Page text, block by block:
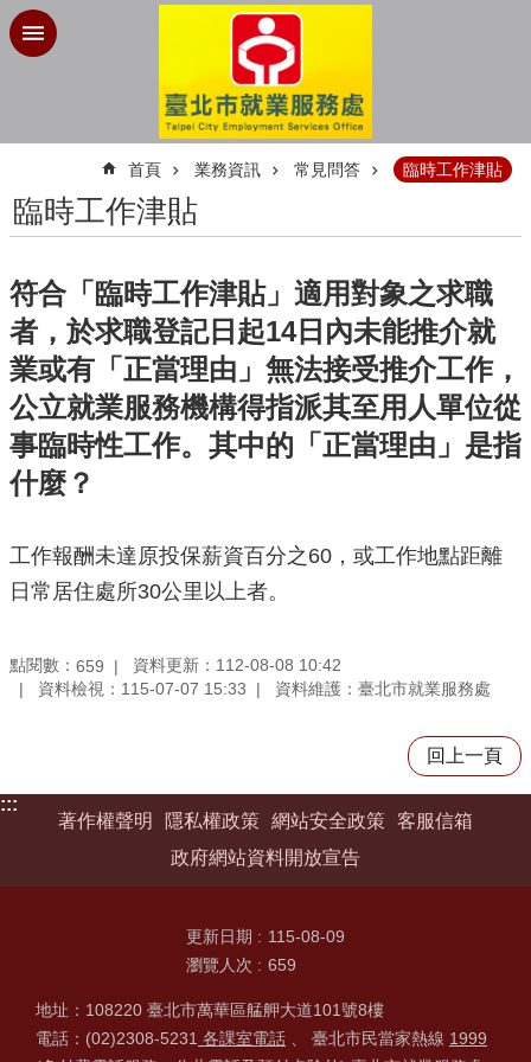
跳到主要內容區塊
首頁 業務資訊 常見問答 臨時工作津貼
臨時工作津貼
符合「臨時工作津貼」適用對象之求職
者，於求職登記日起14日內未能推介就
業或有「正當理由」無法接受推介工作，
公立就業服務機構得指派其至用人單位從
事臨時性工作。其中的「正當理由」是指
什麼？
工作報酬未達原投保薪資百分之60，或工作地點距離
日常居住處所30公里以上者。
點閱數： 659
資料更新：112-08-08 10:42
資料檢視：115-07-07 15:33
資料維護：臺北市就業服務處
回上一頁
:::
著作權聲明
隱私權政策 網站安全政策 客服信箱
政府網站資料開放宣告
更新日期
115-08-09
瀏覽人次
659
地址：108220 臺北市萬華區艋舺大道101號8樓
電話：(02)2308-5231 各課室電話 、 臺北市民當家熱線 1999